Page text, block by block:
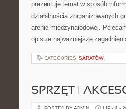
prezentuje temat w sposób
działalnością zorganizowanych
arenie międzynarodowej.
opisuje najważniejsze
CATEGORIES: SARATÓW
SPRZĘT I
POSTED BY ADMIN LIP - 4 -